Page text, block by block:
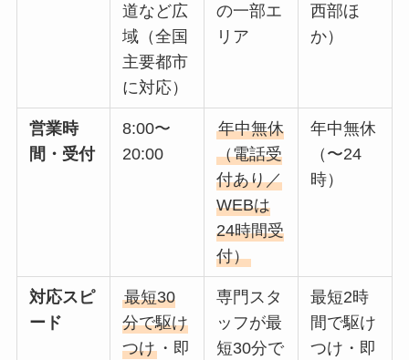
道など広
域（全国
主要都市
に対応）
の一部エ
リア
西部ほ
か）
営業時
間・受付
8:00〜
20:00
年中無休
（電話受
付あり／
WEBは
24時間受
付）
年中無休
（〜24
時）
対応スピ
ード
最短30
分で駆け
つけ ・即
専門スタ
ッフが最
短30分で
最短2時
間で駆け
つけ・即